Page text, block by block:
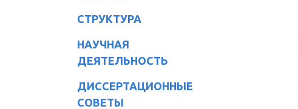
СТРУКТУРА
НАУЧНАЯ
ДЕЯТЕЛЬНОСТЬ
ДИССЕРТАЦИОННЫЕ
СОВЕТЫ